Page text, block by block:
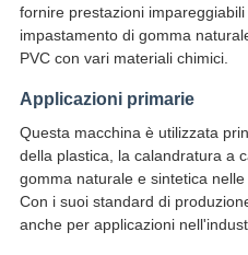
fornire prestazioni
impastamento di gomma
PVC con vari materiali chimici.
Applicazioni primarie
Questa macchina è utilizzata
della plastica, la calandratura a
gomma naturale e sintetica
Con i suoi standard di
anche per applicazioni